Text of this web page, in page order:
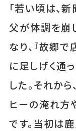
「若い頃は、
父が体調を崩
なり、『故郷
に足しげく通
した。それか
ヒーの淹れ方
です。当初は